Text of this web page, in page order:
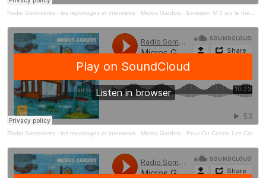
Radio Sommières - les reportages et interviews · Micros Gardois - Emission N°3 sur le thème de l'engagement
Radio Sommières - les reportages et interviews · Micros Gardois - Pour Ou Contre Les Collégiens Débattent Sur Les Sujets D'actu Des Collèges